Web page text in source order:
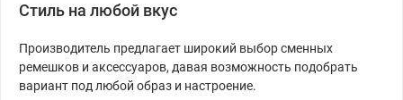
Стиль на любой вкус
Производитель предлагает широкий выбор сменных
ремешков и аксессуаров, давая возможность подобрать
вариант под любой образ и настроение.